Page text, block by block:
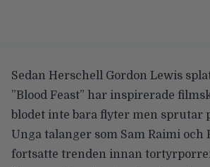
Sedan Herschell Gordon Lewis
”Blood Feast” har inspirerade
blodet inte bara flyter men sprutar
Unga talanger som Sam Raimi och
fortsatte trenden innan